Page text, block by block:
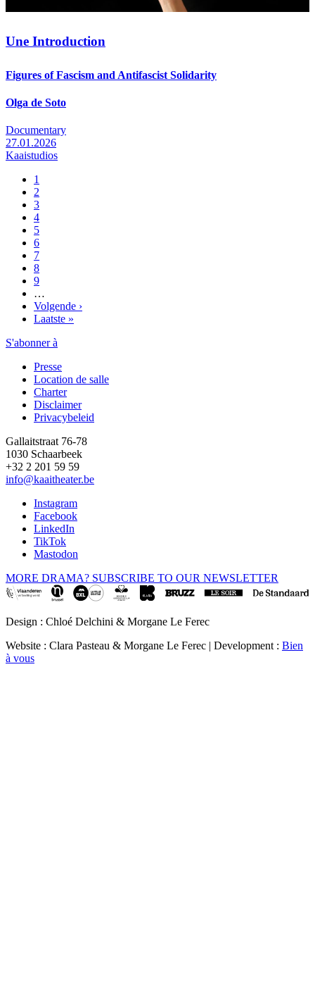
Une Introduction
Figures of Fascism and Antifascist Solidarity
Olga de Soto
Documentary
27.01.2026
Kaaistudios
Pagination
Pagina
1
Pagina
2
Pagina
3
Pagina
4
Pagina
5
Pagina
6
Pagina
7
Pagina
8
Pagina
9
…
Page
suivante
Volgende ›
Dernière
Laatste »
S'abonner à
Footer
Presse
Location de salle
Charter
Disclaimer
Privacybeleid
Gallaitstraat 76-78
1030 Schaarbeek
+32 2 201 59 59
info@kaaitheater.be
Instagram
Facebook
LinkedIn
TikTok
Mastodon
MORE DRAMA? SUBSCRIBE TO OUR NEWSLETTER
Design : Chloé Delchini & Morgane Le Ferec
Website : Clara Pasteau & Morgane Le Ferec | Development : Bien
à vous